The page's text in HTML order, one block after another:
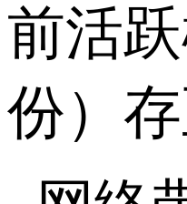
前活
份）